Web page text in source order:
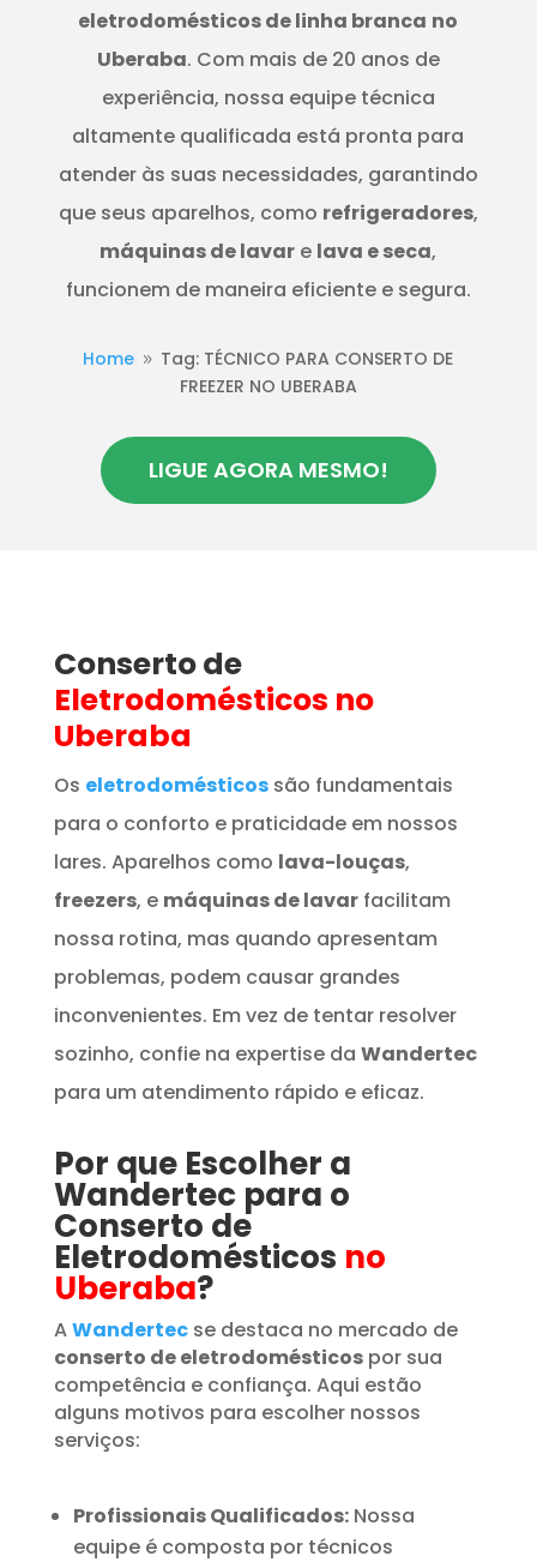
eletrodomésticos de linha branca no
Uberaba. Com mais de 20 anos de
experiência, nossa equipe técnica
altamente qualificada está pronta para
atender às suas necessidades, garantindo
que seus aparelhos, como refrigeradores,
máquinas de lavar e lava e seca,
funcionem de maneira eficiente e segura.
Home 9 Tag: TÉCNICO PARA CONSERTO DE
FREEZER NO UBERABA
LIGUE AGORA MESMO!
Conserto de
Eletrodomésticos no
Uberaba
Os eletrodomésticos são fundamentais
para o conforto e praticidade em nossos
lares. Aparelhos como lava-louças,
freezers, e máquinas de lavarfacilitam
nossa rotina, mas quando apresentam
problemas, podem causar grandes
inconvenientes. Em vez de tentar resolver
sozinho, confie na expertise da Wandertec
para um atendimento rápido e eficaz.
Por que Escolher a
Wandertec para o
Conserto de
Eletrodomésticos no
Uberaba?
AWandertecse destaca no mercado de
conserto de eletrodomésticospor sua
competência e confiança. Aqui estão
alguns motivos para escolher nossos
serviços:
Profissionais Qualificados:Nossa
equipe é composta por técnicos